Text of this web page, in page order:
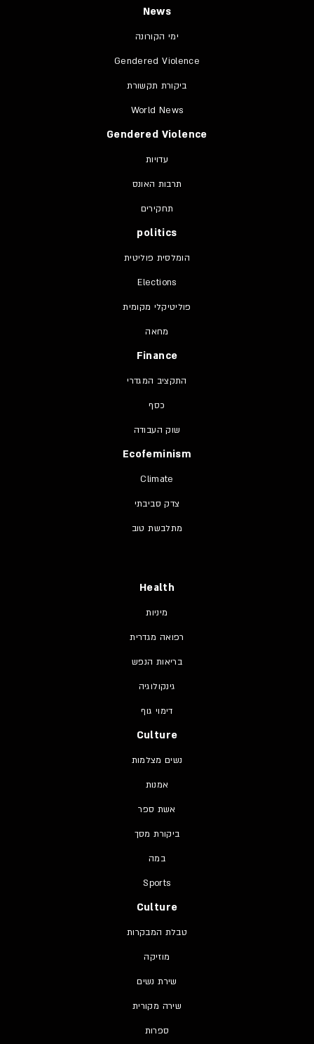
News
ימי הקורונה
Gendered Violence
ביקורת תקשורת
World News
Gendered Violence
עדויות
תרבות האונס
תחקירים
politics
הומלסית פוליטית
Elections
פוליטיקלי מקומית
מחאה
Finance
התקציב המגדרי
כסף
שוק העבודה
Ecofeminism
Climate
צדק סביבתי
מתלבשת טוב
Health
מיניות
רפואה מגדרית
בריאות הנפש
גינקולוגיה
דימוי גוף
Culture
נשים מצלמות
אמנות
אשת ספר
ביקורת מסך
במה
Sports
Culture
טבלת המבקרות
מוזיקה
שירת נשים
שירה מקורית
ספרות